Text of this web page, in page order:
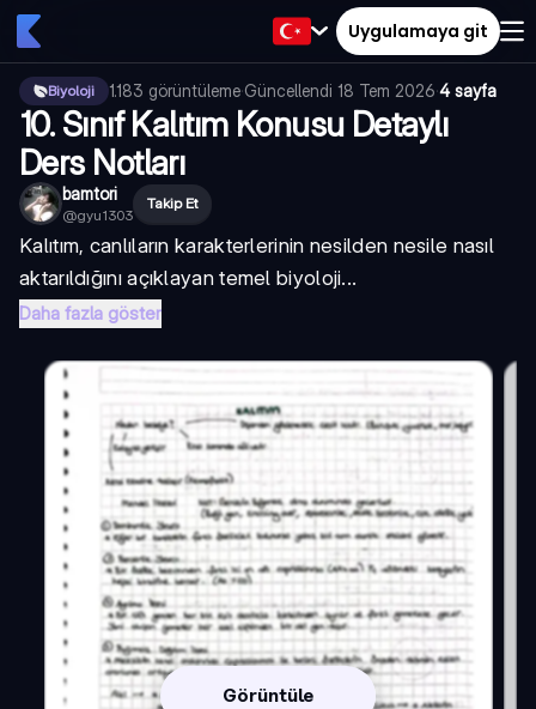
Uygulamaya git
Biyoloji 1.183 görüntüleme·Güncellendi 18 Tem 2026·4 sayfa
10. Sınıf Kalıtım Konusu Detaylı
Ders Notları
bamtori
@gyu1303
Takip Et
Kalıtım, canlıların karakterlerinin nesilden nesile nasıl
aktarıldığını açıklayan temel biyoloji...
Daha fazla göster
Görüntüle